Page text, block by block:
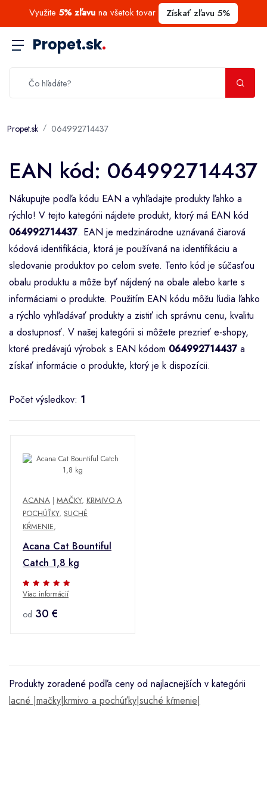
Využite 5% zľavu na všetok tovar Získať zľavu 5%
Propet.sk.
Propet.sk 064992714437
EAN kód: 064992714437
Nákupujte podľa kódu EAN a vyhľadajte produkty ľahko a
rýchlo! V tejto kategórii nájdete produkt, ktorý má EAN kód
064992714437. EAN je medzinárodne uznávaná čiarová
kódová identifikácia, ktorá je používaná na identifikáciu a
sledovanie produktov po celom svete. Tento kód je súčasťou
obalu produktu a môže byť nájdený na obale alebo karte s
informáciami o produkte. Použitím EAN kódu môžu ľudia ľahko
a rýchlo vyhľadávať produkty a zistiť ich správnu cenu, kvalitu
a dostupnosť. V našej kategórii si môžete prezrieť e-shopy,
ktoré predávajú výrobok s EAN kódom 064992714437 a
získať informácie o produkte, ktorý je k dispozícii.
Počet výsledkov: 1
ACANA | MAČKY, KRMIVO A
POCHÚŤKY, SUCHÉ
KŔMENIE,
Acana Cat Bountiful
Catch 1,8 kg
Viac informácií
od 30 €
Produkty zoradené podľa ceny od najlacnejších v kategórii
lacné |mačky|krmivo a pochúťky|suché kŕmenie|